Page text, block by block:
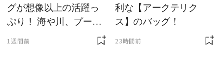
グが想像以上の活躍っ
ぷり！ 海や川、プール
1週間前
利な【アークテリク
ス】のバッグ！
23時間前